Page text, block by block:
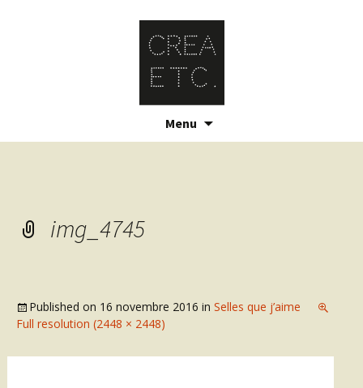
Menu
img_4745
Published on 16 novembre 2016 in Selles que j’aime
Full resolution (2448 × 2448)